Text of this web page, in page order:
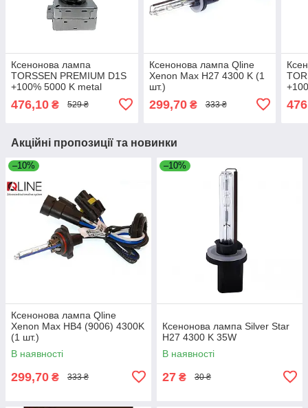
Ксенонова лампа
TORSSEN PREMIUM D1S
+100% 5000 K metal
476,10 ₴ 529 ₴
Ксенонова лампа Qline
Xenon Max H27 4300 K (1
шт.)
299,70₴ 333 ₴
Акційні пропозиції та новинки
–10%
Ксенонова лампа Qline
Xenon Max HB4 (9006) 4300K
(1 шт.)
В наявності
299,70 ₴ 333 ₴
–10%
Ксенонова лампа Silver Star
H27 4300 K 35W
В наявності
27 ₴ 30 ₴